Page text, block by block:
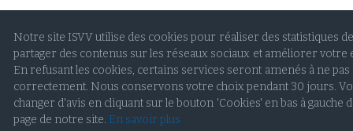
Notre site ISVV utilise des cookies pour réaliser des statistiques
partager des contenus sur les réseaux sociaux et améliorer votre
En refusant les cookies, certains services seront amenés à ne
correctement. Nous conservons votre choix pendant 30 jours.
changer d'avis en cliquant sur le bouton 'Cookies' en bas à gauche
page de notre site. En savoir plus